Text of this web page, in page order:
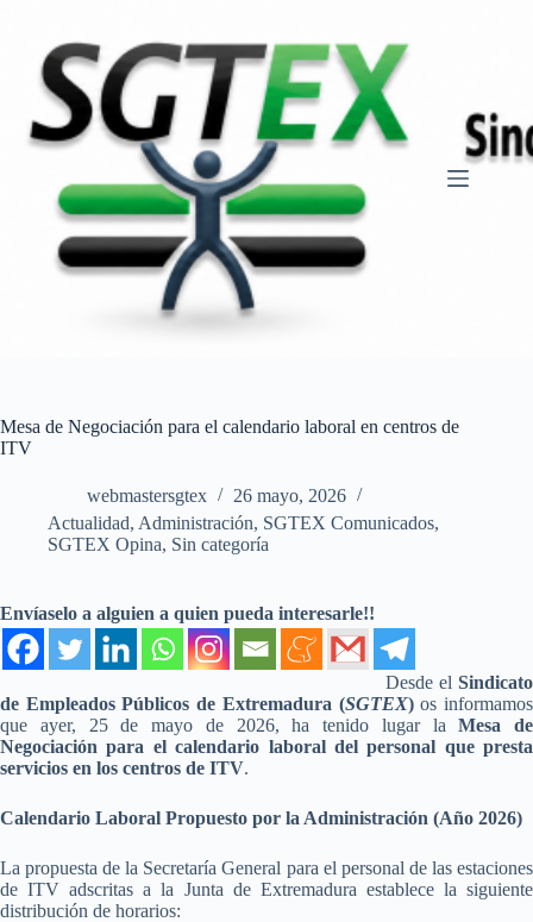
contenido
Mesa de Negociación para el calendario laboral en centros de
ITV
webmastersgtex
26 mayo, 2026
Actualidad, Administración, SGTEX Comunicados,
SGTEX Opina, Sin categoría
Envíaselo a alguien a quien pueda interesarle!!
Desde el Sindicato
de Empleados Públicos de Extremadura (SGTEX)os informamos
que ayer, 25 de mayo de 2026, ha tenido lugar laMesa de
Negociación para el calendario laboral del personal que presta
servicios en los centros de ITV.
Calendario Laboral Propuesto por la Administración (Año 2026)
La propuesta de la Secretaría General para el personal de las estaciones
de ITV adscritas a la Junta de Extremadura establece la siguiente
distribución de horarios: